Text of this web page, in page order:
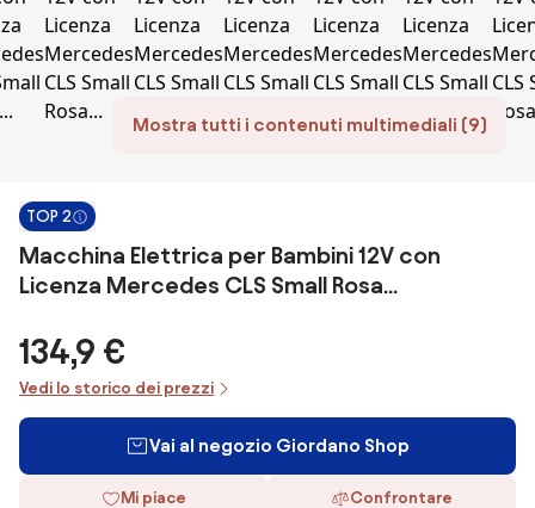
Mostra tutti i contenuti multimediali (9)
TOP 2
Macchina Elettrica per Bambini 12V con
Licenza Mercedes CLS Small Rosa...
134,9 €
Vedi lo storico dei prezzi
Vai al negozio Giordano Shop
Mi piace Confrontare